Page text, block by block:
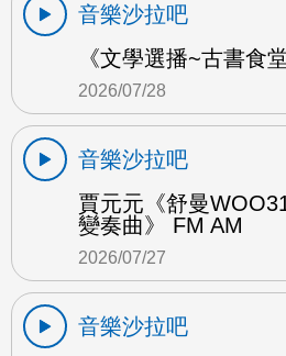
音樂沙拉吧
《文學選播~古書食
2026/07/28
音樂沙拉吧
賈元元《舒曼
變奏曲》 FM AM
2026/07/27
音樂沙拉吧